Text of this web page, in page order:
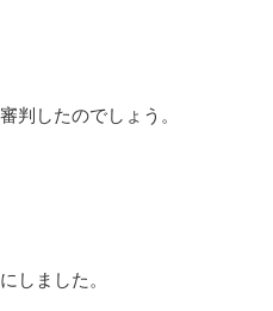
判したのでしょう。
しました。